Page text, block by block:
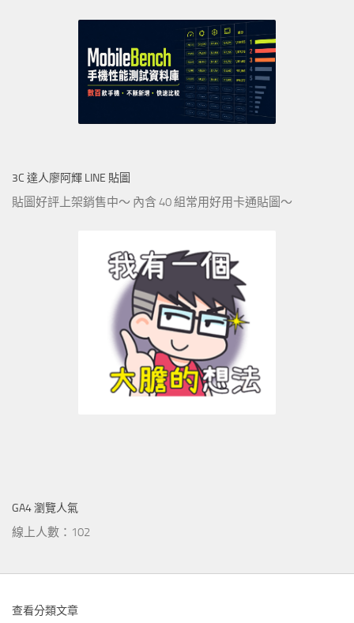
3C 達人廖阿輝 LINE 貼圖
貼圖好評上架銷售中～ 內含 40 組常用好用卡通貼圖～
GA4 瀏覽人氣
線上人數：102
查看分類文章